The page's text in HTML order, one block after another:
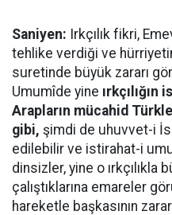
Saniyen: Irkçılık fikri,
tehlike verdiği ve
suretinde büyük zararı
Umumîde yine
Arapların mücahid
gibi, şimdi de uhuvvet-i
edilebilir ve istirahat-i
dinsizler, yine o ırkçılıkla
çalıştıklarına emareler
hareketle başkasının